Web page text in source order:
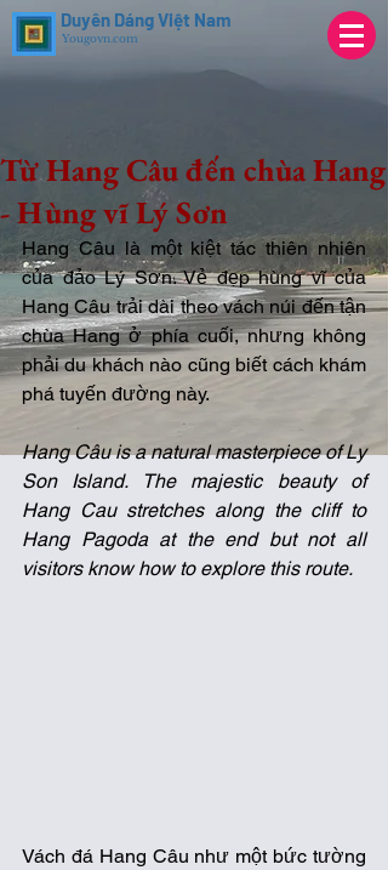
Duyên Dáng Việt Nam
Yougovn.com
Từ Hang Câu đến chùa Hang
- Hùng vĩ Lý Sơn
Hang Câu là một kiệt tác thiên nhiên
của đảo Lý Sơn. Vẻ đẹp hùng vĩ của
Hang Câu trải dài theo vách núi đến tận
chùa Hang ở phía cuối, nhưng không
phải du khách nào cũng biết cách khám
phá tuyến đường này.
Hang Câu is a natural masterpiece of Ly
Son Island. The majestic beauty of
Hang Cau stretches along the cliff to
Hang Pagoda at the end but not all
visitors know how to explore this route.
Vách đá Hang Câu như một bức tường